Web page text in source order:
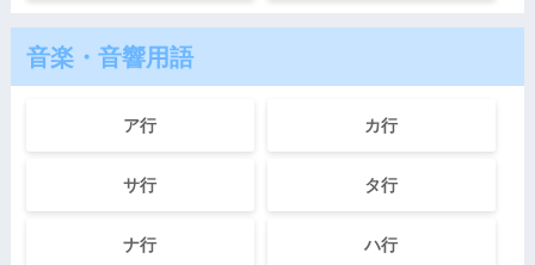
音楽・音響用語
ア行 カ行
サ行 タ行
ナ行 ハ行